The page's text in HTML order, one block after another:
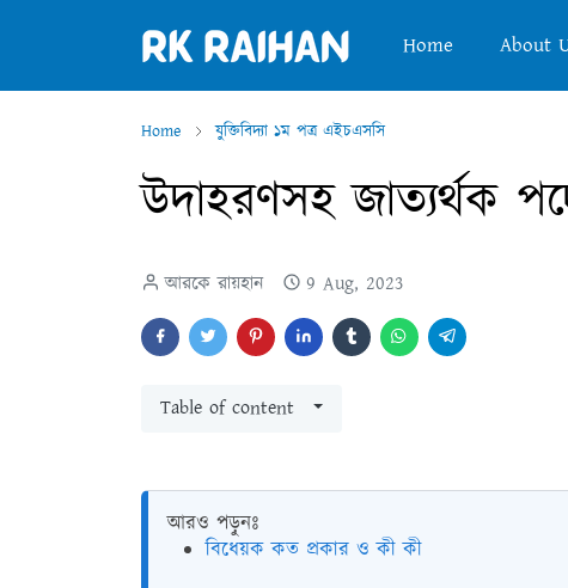
Home About
Home যুক্তিবিদ্যা ১ম পত্র এইচএসসি
উদাহরণসহ জাত্যর্থক
আরকে রায়হান 9 Aug, 2023
Table of content
আরও পড়ুনঃ
বিধেয়ক কত প্রকার ও কী কী